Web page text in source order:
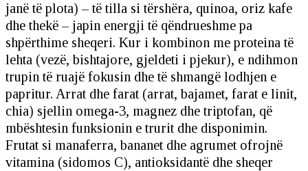
janë të plota) – të tilla si tërshëra, quinoa, oriz kafe
dhe thekë – japin energji të qëndrueshme pa
shpërthime sheqeri. Kur i kombinon me proteina të
lehta (vezë, bishtajore, gjeldeti i pjekur), e ndihmon
trupin të ruajë fokusin dhe të shmangë lodhjen e
papritur. Arrat dhe farat (arrat, bajamet, farat e linit,
chia) sjellin omega-3, magnez dhe triptofan, që
mbështesin funksionin e trurit dhe disponimin.
Frutat si manaferra, bananet dhe agrumet ofrojnë
vitamina (sidomos C), antioksidantë dhe sheqer